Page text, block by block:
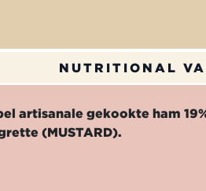
NUTRITIONAL
artisanale gekookte ham
(MUSTARD).